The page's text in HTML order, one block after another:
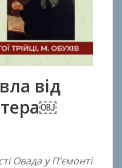
від
Овада у П’ємонті